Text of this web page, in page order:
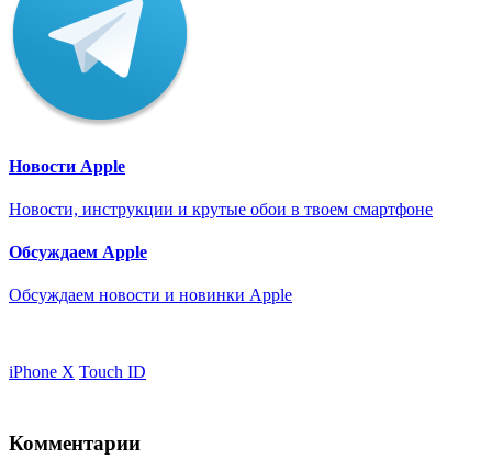
Новости Apple
Новости, инструкции и крутые обои в твоем смартфоне
Обсуждаем Apple
Обсуждаем новости и новинки Apple
iPhone X Touch ID
Комментарии